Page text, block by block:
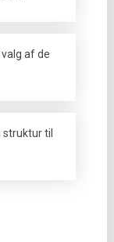
af de
til